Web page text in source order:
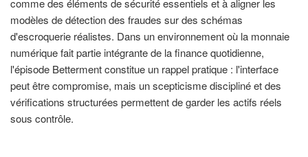
comme des éléments de sécurité essentiels et à aligner les
modèles de détection des fraudes sur des schémas
d'escroquerie réalistes. Dans un environnement où la monnaie
numérique fait partie intégrante de la finance quotidienne,
l'épisode Betterment constitue un rappel pratique : l'interface
peut être compromise, mais un scepticisme discipliné et des
vérifications structurées permettent de garder les actifs réels
sous contrôle.